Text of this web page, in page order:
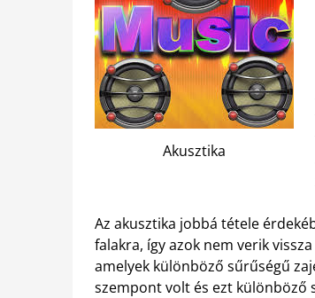
Akusztika
Az akusztika jobbá tétele
falakra, így azok nem verik
amelyek különböző sűrűségű
szempont volt és ezt különböző